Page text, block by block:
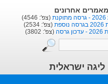
מאמרים אחרונים
(צפ': 4546)
(צפ': 2534)
(צפ': 3802)
ליגה ישראלית